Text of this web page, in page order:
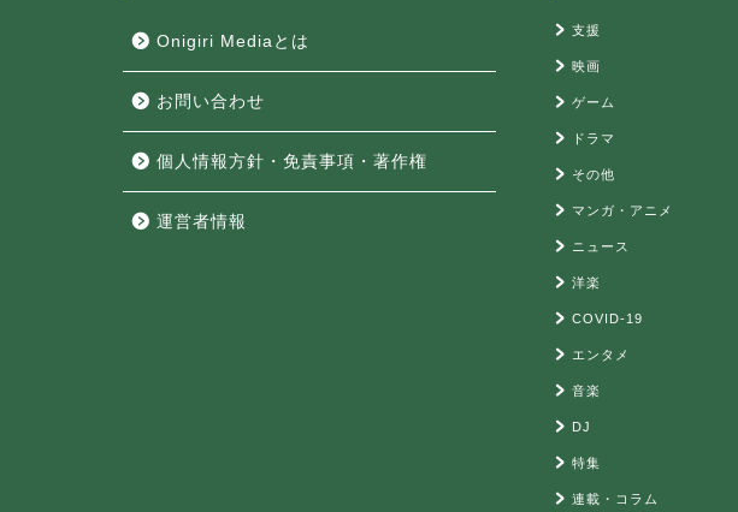
Onigiri Mediaとは
お問い合わせ
個人情報方針・免責事項・著作権
運営者情報
支援
映画
ゲーム
ドラマ
その他
マンガ・アニメ
ニュース
洋楽
COVID-19
エンタメ
音楽
DJ
特集
連載・コラム